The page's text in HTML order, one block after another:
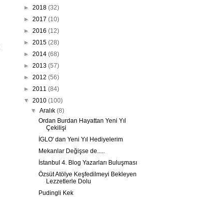
► 2018 (32)
► 2017 (10)
► 2016 (12)
► 2015 (28)
► 2014 (68)
► 2013 (57)
► 2012 (56)
► 2011 (84)
▼ 2010 (100)
▼Aralık(8)
Ordan Burdan Hayattan Yeni Yıl
Çekilişi
İGLO' dan Yeni Yıl Hediyelerim
Mekanlar Değişse de.....
İstanbul 4. Blog Yazarları Buluşması
Özsüt Atölye Keşfedilmeyi Bekleyen
Lezzetlerle Dolu
Pudingli Kek